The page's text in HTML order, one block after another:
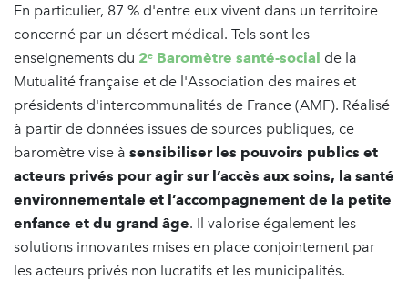
En particulier, 87 % d'entre eux vivent dans un territoire
concerné par un désert médical. Tels sont les
enseignements du 2ᵉ Baromètre santé-social de la
Mutualité française et de l'Association des maires et
présidents d'intercommunalités de France (AMF). Réalisé
à partir de données issues de sources publiques, ce
baromètre vise à sensibiliser les pouvoirs publics et
acteurs privés pour agir sur l’accès aux soins, la santé
environnementale et l’accompagnement de la petite
enfance et du grand âge. Il valorise également les
solutions innovantes mises en place conjointement par
les acteurs privés non lucratifs et les municipalités.